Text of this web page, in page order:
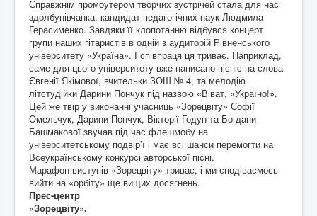
Справжнім промоутером творчих зустрічей стала для нас
здолбунівчанка, кандидат педагогічних наук Людмила
Герасименко. Завдяки її клопотанню відбувся концерт
групи наших гітаристів в одній з аудиторій Рівненського
університету «Україна». І співпраця ця триває. Наприклад,
саме для цього університету вже написано пісню на слова
Євгенії Якімової, вчительки ЗОШ № 4, та мелодію
літстудійки Дарини Пончук під назвою «Віват, «Україно!».
Цей же твір у виконанні учасниць «Зоре­цвіту» Софії
Омельчук, Дарини Пончук, Вікторії Годун та Богдани
Башмакової звучав під час флешмобу на
університетському подвір’ї і має всі шанси перемогти на
Всеукраїнському конкурсі авторської пісні.
Марафон виступів «Зорецвіту» триває, і ми сподіваємось
вийти на «орбіту» ще вищих досягнень.
Прес-центр
«Зорецвіту».